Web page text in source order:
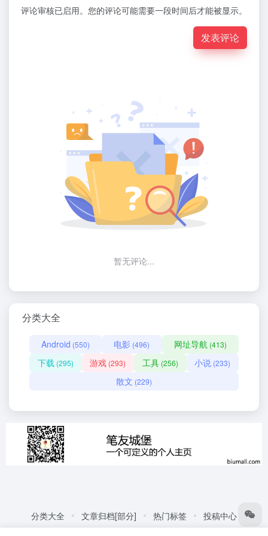
评论审核已启用。您的评论可能需要一段时间后才能被显示。
发表评论
暂无评论...
分类大全
Android (550) 电影 (496) 网址导航 (413)
下载 (295) 游戏 (293) 工具(256) 小说 (233)
散文 (229)
分类大全 文章归档[部分] 热门标签
投稿中心